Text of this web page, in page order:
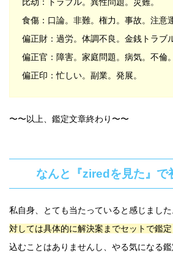
食傷：口論。非難。権力。事故。注意運
偏正財：過労。体調不良。金銭トラブル
偏正官：障害。家庭問題。病気。不倫。
偏正印：忙しい。副業。発展。
〜〜以上、鑑定文章終わり〜〜
なんと『ziredを見た』で
私自身、とても当たっていると感じました
対しては具体的に解決案までセットで鑑
込むことはありませんし、やる気になる鑑